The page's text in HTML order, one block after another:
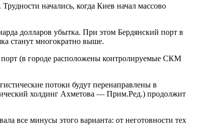
начались, когда Киев начал массово
долларов убытка. При этом Бердянский порт в
станут многократно выше.
(в городе расположены контролируемые СКМ
потоки будут перенаправлены в
холдинг Ахметова — Прим.Ред.) продолжит
все минусы этого варианта: от неготовности тех